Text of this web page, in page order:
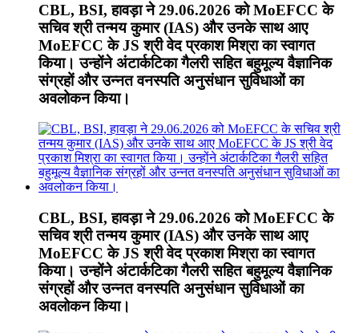
CBL, BSI, हावड़ा ने 29.06.2026 को MoEFCC के
सचिव श्री तन्मय कुमार (IAS) और उनके साथ आए
MoEFCC के JS श्री वेद प्रकाश मिश्रा का स्वागत
किया। उन्होंने अंटार्कटिका गैलरी सहित बहुमूल्य वैज्ञानिक
संग्रहों और उन्नत वनस्पति अनुसंधान सुविधाओं का
अवलोकन किया।
CBL, BSI, हावड़ा ने 29.06.2026 को MoEFCC के
सचिव श्री तन्मय कुमार (IAS) और उनके साथ आए
MoEFCC के JS श्री वेद प्रकाश मिश्रा का स्वागत
किया। उन्होंने अंटार्कटिका गैलरी सहित बहुमूल्य वैज्ञानिक
संग्रहों और उन्नत वनस्पति अनुसंधान सुविधाओं का
अवलोकन किया।